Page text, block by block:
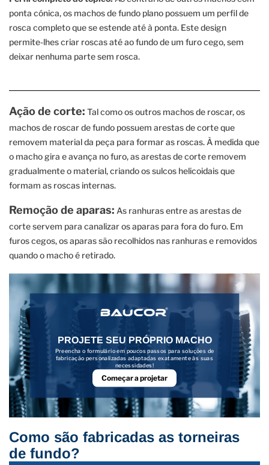
ponta cónica, os machos de fundo plano possuem um perfil de
rosca completo que se estende até à ponta. Este design
permite-lhes criar roscas até ao fundo de um furo cego, sem
deixar nenhuma parte sem rosca.
Ação de corte: Tal como os outros machos de roscar, os
machos de roscar de fundo possuem arestas de corte que
removem material da peça para formar as roscas. À medida que
o macho gira e avança no furo, as arestas de corte removem
gradualmente o material, criando os sulcos helicoidais que
formam as roscas internas.
Remoção de aparas: As ranhuras entre as arestas de
corte servem para canalizar os aparas para fora do furo. Em
furos cegos, os aparas são recolhidos nas ranhuras e removidos
quando o macho é retirado.
PROJETE SEU PRÓPRIO MACHO
Preencha o formulário em poucos passos para soluções de
fabricação personalizadas adaptadas exatamente às suas
necessidades!
Começar a projetar
Como são fabricadas as torneiras
de fundo?